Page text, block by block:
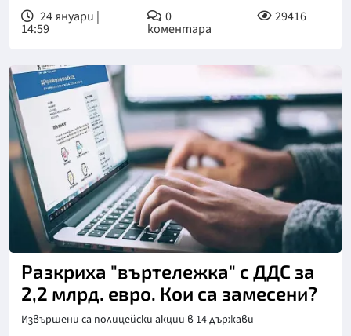
24 януари |
14:59
0
коментара
29416
Разкриха "въртележка" с ДДС за
2,2 млрд. евро. Кои са замесени?
Извършени са полицейски акции в 14 държави